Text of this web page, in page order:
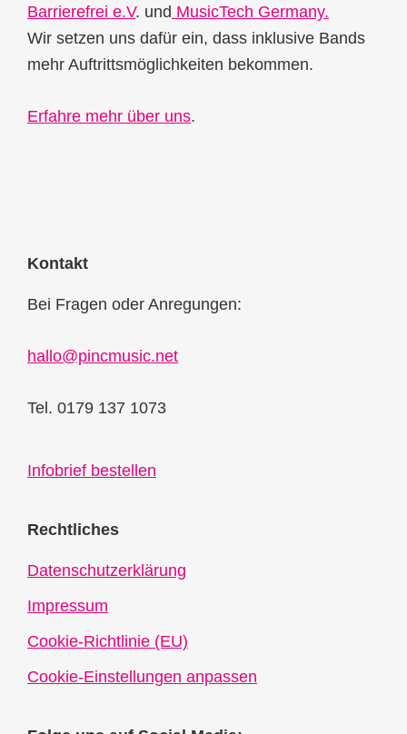
Barrierefrei e.V. und MusicTech Germany.
Wir setzen uns dafür ein, dass inklusive Bands
mehr Auftrittsmöglichkeiten bekommen.
Erfahre mehr über uns.
Kontakt
Bei Fragen oder Anregungen:
hallo@pincmusic.net
Tel. 0179 137 1073
Infobrief bestellen
Rechtliches
Datenschutzerklärung
Impressum
Cookie-Richtlinie (EU)
Cookie-Einstellungen anpassen